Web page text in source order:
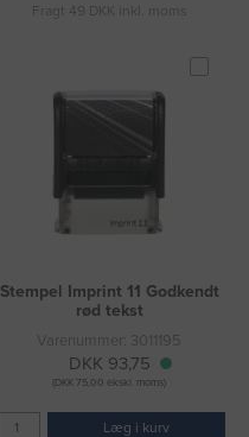
Fragt 49 DKK inkl. moms
Stempel Imprint 11 Godkendt
rød tekst
Varenummer: 3011195
DKK 93,75
(DKK 75,00 ekskl. moms)
Læg i kurv